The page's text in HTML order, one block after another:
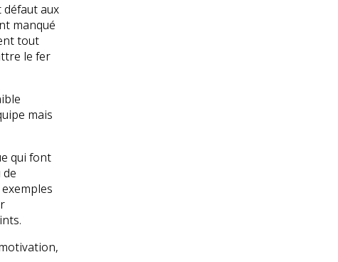
aux
manqué
tout
le fer
mais
qui font